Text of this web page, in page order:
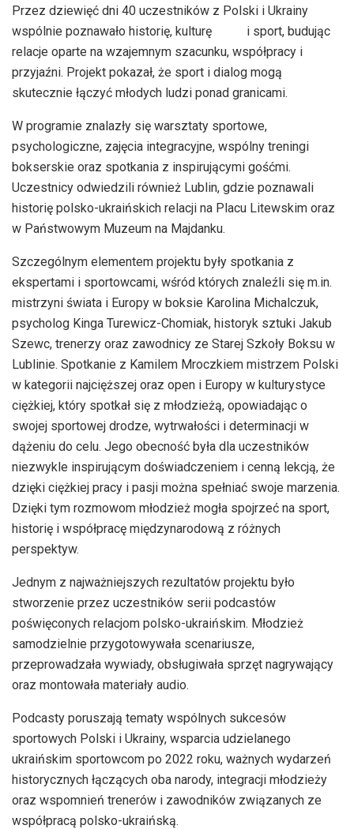
Przez dziewięć dni 40 uczestników z Polski i Ukrainy
wspólnie poznawało historię, kulturę i sport, budując
relacje oparte na wzajemnym szacunku, współpracy i
przyjaźni. Projekt pokazał, że sport i dialog mogą
skutecznie łączyć młodych ludzi ponad granicami.
W programie znalazły się warsztaty sportowe,
psychologiczne, zajęcia integracyjne, wspólny treningi
bokserskie oraz spotkania z inspirującymi gośćmi.
Uczestnicy odwiedzili również Lublin, gdzie poznawali
historię polsko-ukraińskich relacji na Placu Litewskim oraz
w Państwowym Muzeum na Majdanku.
Szczególnym elementem projektu były spotkania z
ekspertami i sportowcami, wśród których znaleźli się m.in.
mistrzyni świata i Europy w boksie Karolina Michalczuk,
psycholog Kinga Turewicz-Chomiak, historyk sztuki Jakub
Szewc, trenerzy oraz zawodnicy ze Starej Szkoły Boksu w
Lublinie. Spotkanie z Kamilem Mroczkiem mistrzem Polski
w kategorii najcięższej oraz open i Europy w kulturystyce
ciężkiej, który spotkał się z młodzieżą, opowiadając o
swojej sportowej drodze, wytrwałości i determinacji w
dążeniu do celu. Jego obecność była dla uczestników
niezwykle inspirującym doświadczeniem i cenną lekcją, że
dzięki ciężkiej pracy i pasji można spełniać swoje marzenia.
Dzięki tym rozmowom młodzież mogła spojrzeć na sport,
historię i współpracę międzynarodową z różnych
perspektyw.
Jednym z najważniejszych rezultatów projektu było
stworzenie przez uczestników serii podcastów
poświęconych relacjom polsko-ukraińskim. Młodzież
samodzielnie przygotowywała scenariusze,
przeprowadzała wywiady, obsługiwała sprzęt nagrywający
oraz montowała materiały audio.
Podcasty poruszają tematy wspólnych sukcesów
sportowych Polski i Ukrainy, wsparcia udzielanego
ukraińskim sportowcom po 2022 roku, ważnych wydarzeń
historycznych łączących oba narody, integracji młodzieży
oraz wspomnień trenerów i zawodników związanych ze
współpracą polsko-ukraińską.